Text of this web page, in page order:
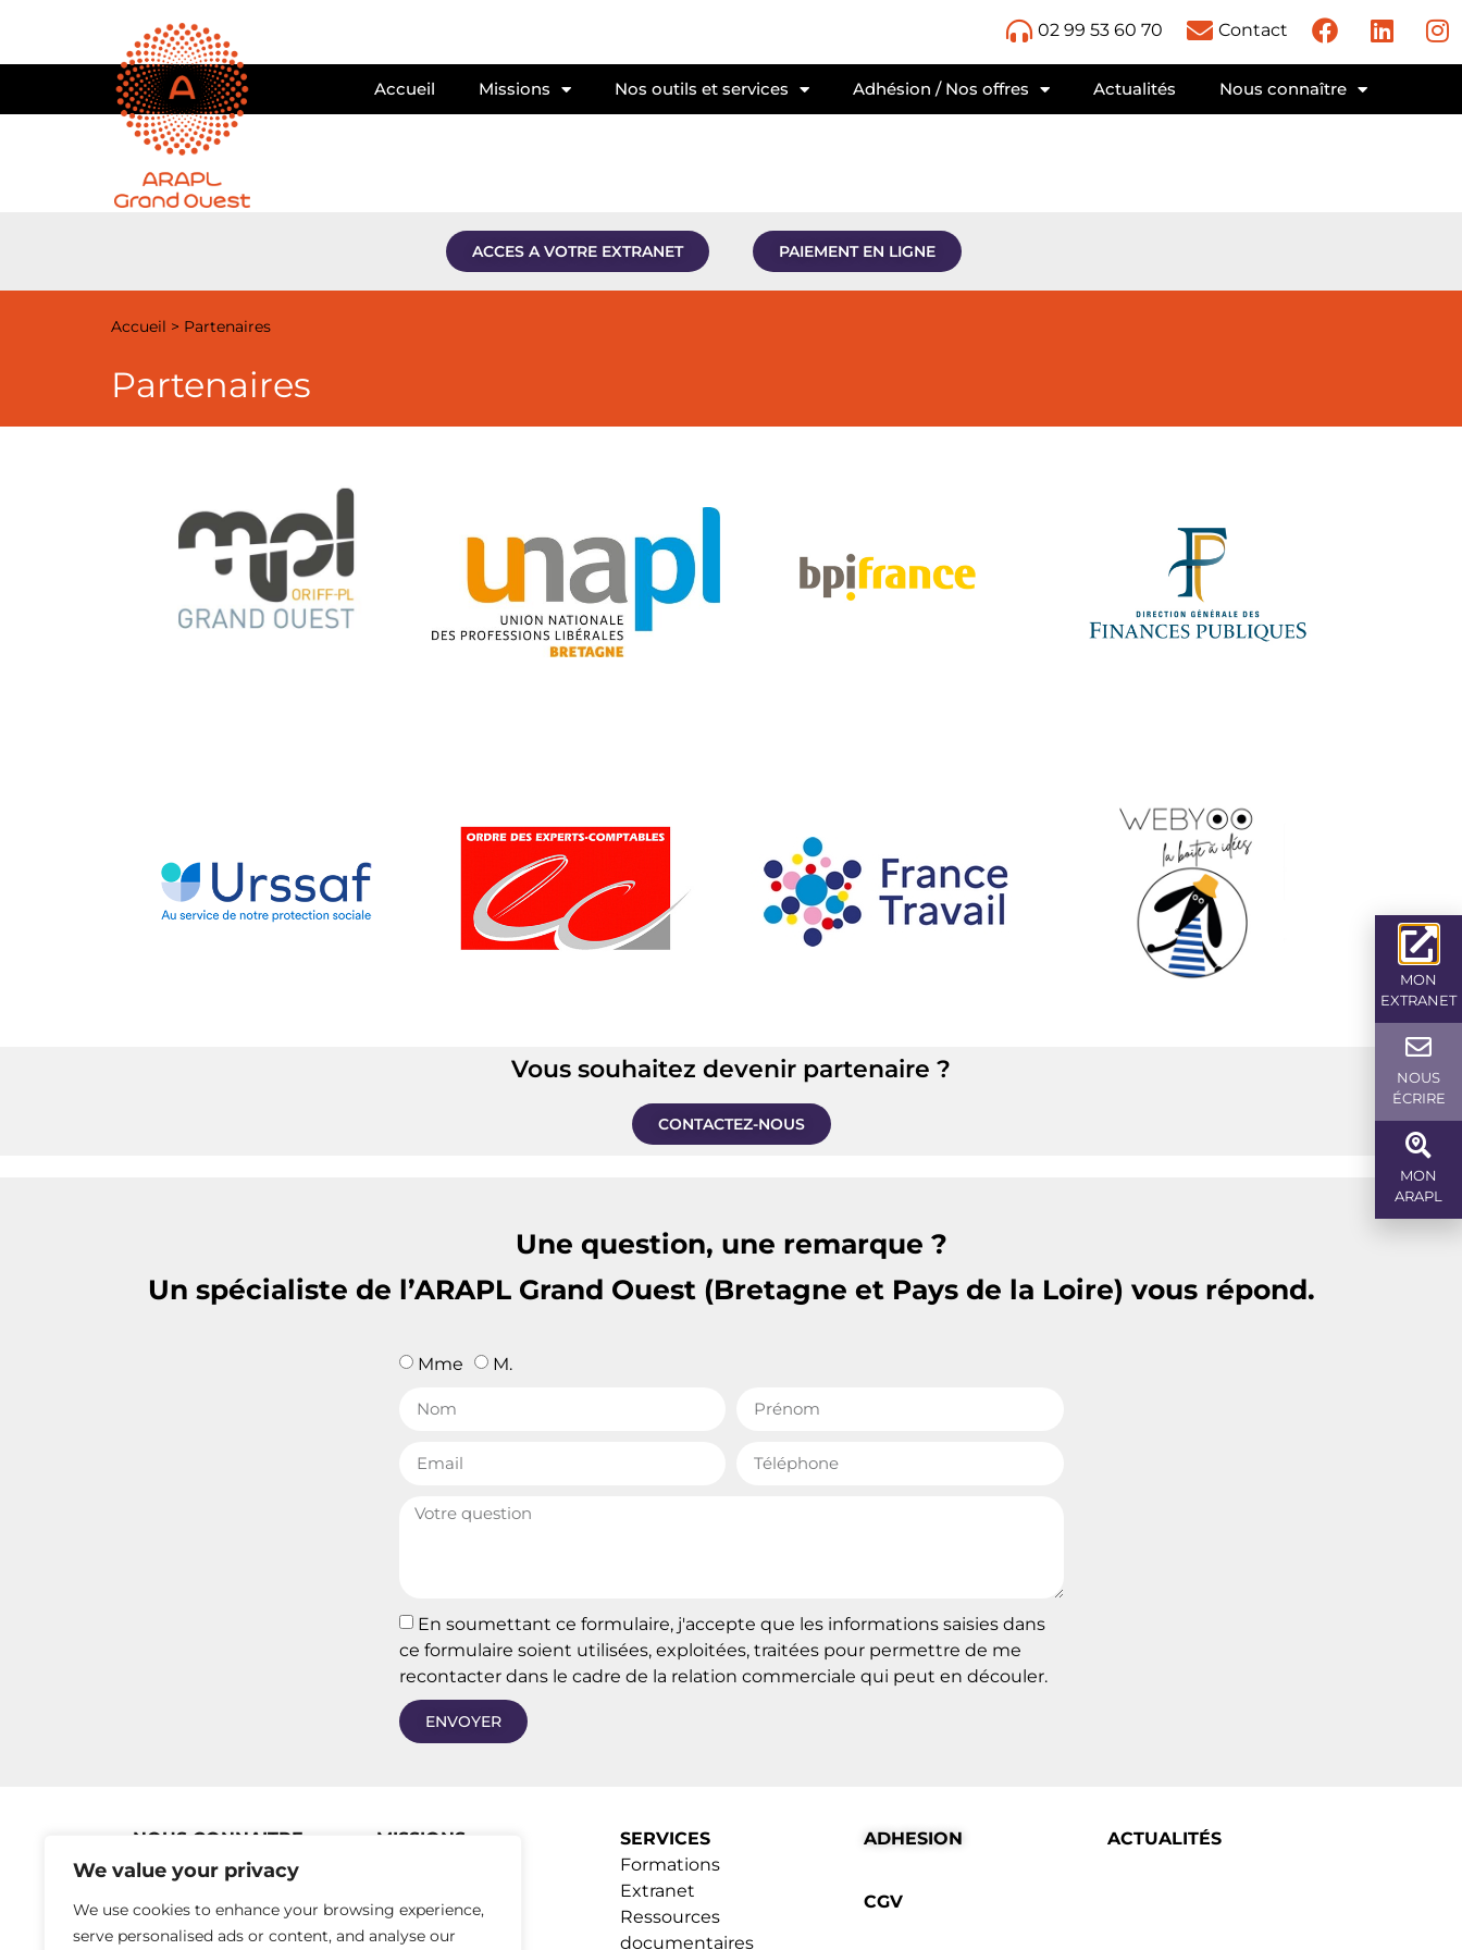
We value your privacy
We use cookies to enhance your browsing experience,
serve personalised ads or content, and analyse our
02 99 53 60 70 Contact
Accueil Missions Nos outils et services Adhésion / Nos offres Actualités Nous connaître
ACCES A VOTRE EXTRANET PAIEMENT EN LIGNE
Accueil > Partenaires
Partenaires
Vous souhaitez devenir partenaire ?
CONTACTEZ-NOUS
Une question, une remarque ?
Un spécialiste de l’ARAPL Grand Ouest (Bretagne et Pays de la Loire) vous répond.
Mme M.
En soumettant ce formulaire, j'accepte que les informations saisies dans
ce formulaire soient utilisées, exploitées, traitées pour permettre de me
recontacter dans le cadre de la relation commerciale qui peut en découler.
ENVOYER
NOUS CONNAITRE
Historique
Le réseau
Notre équipe
MISSIONS
Former
SERVICES
Formations
Extranet
Ressources
documentaires
ADHESION
CGV
ACTUALITÉS
MON
EXTRANET
NOUS
ÉCRIRE
MON
ARAPL